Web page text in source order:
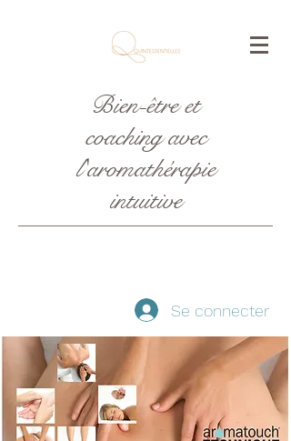
Bien-être et
coaching avec
l'aromathérapie
intuitive
Se connecter